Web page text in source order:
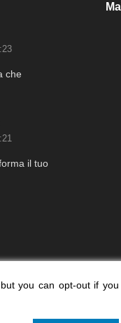
che
il tuo
you can opt-out if you